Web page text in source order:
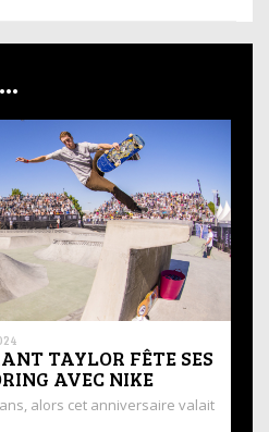
TAYLOR FÊTE SES
AVEC NIKE
alors cet anniversaire valait